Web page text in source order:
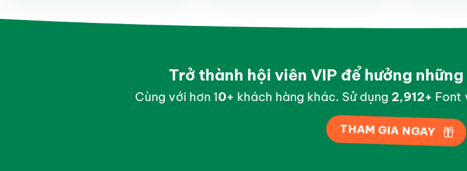
Trở thành hội viên VIP để hưởng
Cùng với hơn 10+khách hàng khác. Sử dụng 2,998+ Font
THAM GIA NGAY